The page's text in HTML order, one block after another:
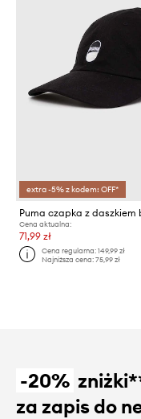
extra -5% z kodem: OFF*
Cena aktualna:
71,99 zł
Cena regularna:149,99 zł
Najniższa cena:75,99 zł
-20%
za zapis do